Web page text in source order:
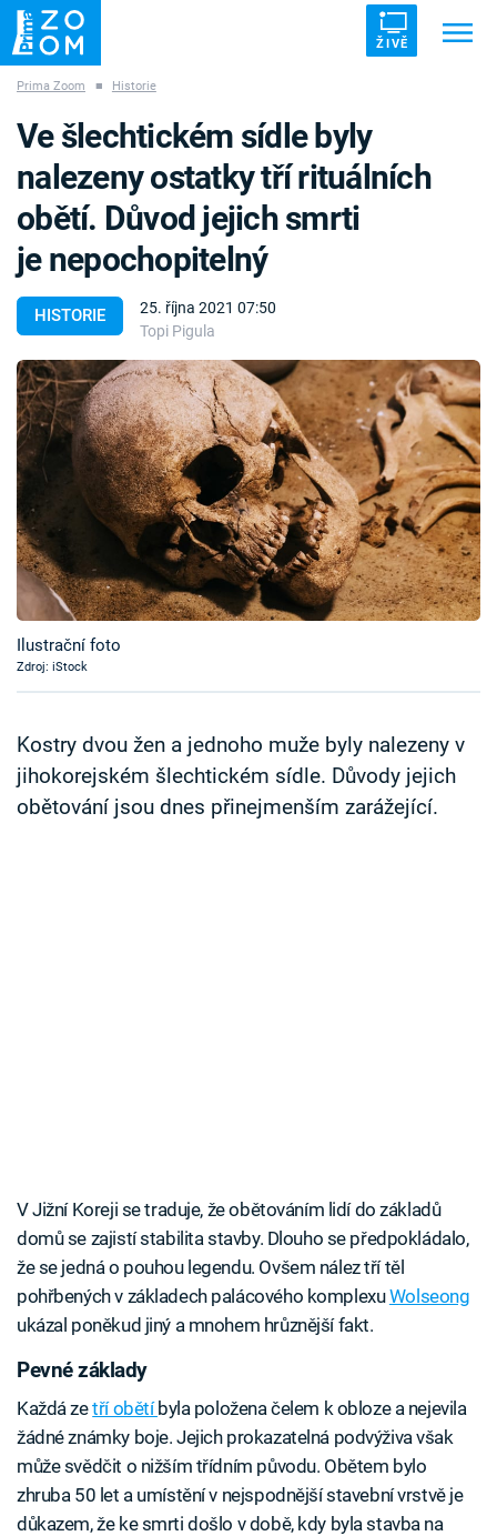
ŽIVĚ
ZÁHADY VETŘELCI DÁVNOVĚKU
Témata
Témata
Pořady
TV Program
Časopis
Sledujte prima+
Přihlášení
Prima Zoom ■ Historie
HISTORIE
25. října 2021 07:50
Topi Pigula
Ve šlechtickém sídle byly
nalezeny ostatky tří rituálních
obětí. Důvod jejich smrti
je nepochopitelný
Ilustrační foto
Zdroj: iStock
Kostry dvou žen a jednoho muže byly nalezeny v
jihokorejském šlechtickém sídle. Důvody jejich
obětování jsou dnes přinejmenším zarážející.
V Jižní Koreji se traduje, že obětováním lidí do základů
domů se zajistí stabilita stavby. Dlouho se předpokládalo,
že se jedná o pouhou legendu. Ovšem nález tří těl
pohřbených v základech palácového komplexuWolseong
ukázal poněkud jiný a mnohem hrůznější fakt.
Pevné základy
Každá zetří obětíbyla položena čelem k obloze a nejevila
žádné známky boje. Jejich prokazatelná podvýživa však
může svědčit o nižším třídním původu. Obětem bylo
zhruba 50 let a umístění v nejspodnější stavební vrstvě je
důkazem, že ke smrti došlo v době, kdy byla stavba na